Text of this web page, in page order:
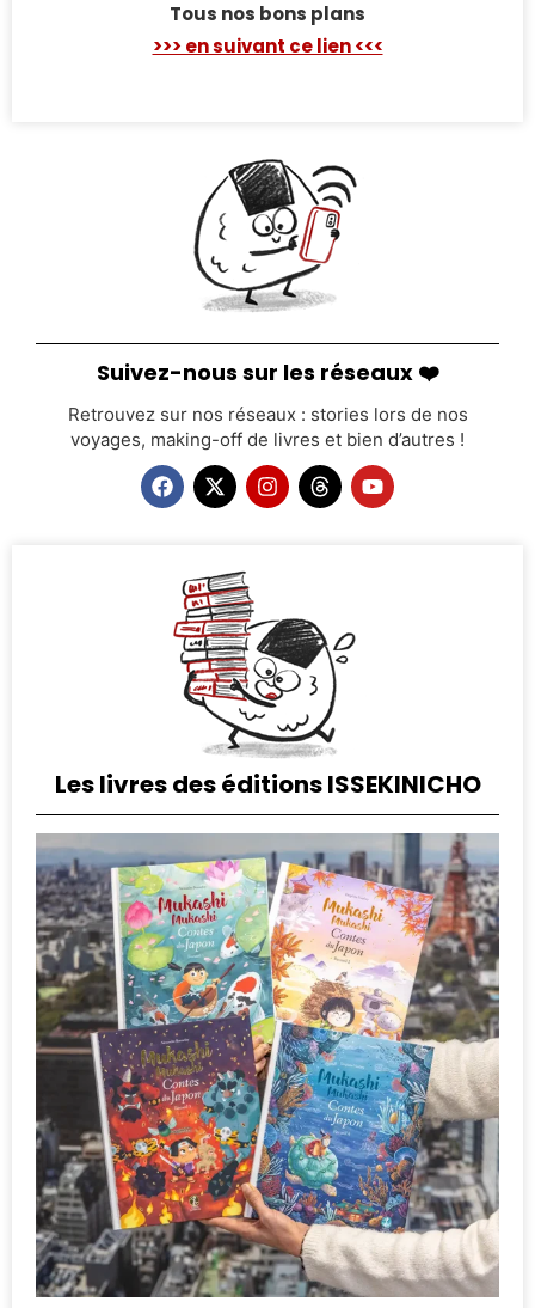
Tous nos bons plans
>>> en suivant ce lien <<<
Suivez-nous sur les réseaux ❤️
Retrouvez sur nos réseaux : stories lors de nos
voyages, making-off de livres et bien d’autres !
Les livres des éditions ISSEKINICHO